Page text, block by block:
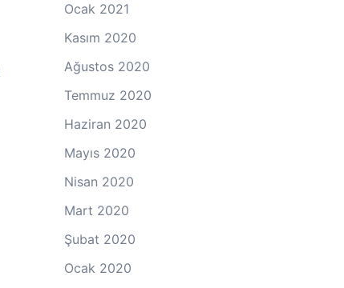
Ocak 2021
Kasım 2020
Ağustos 2020
Temmuz 2020
Haziran 2020
Mayıs 2020
Nisan 2020
Mart 2020
Şubat 2020
Ocak 2020